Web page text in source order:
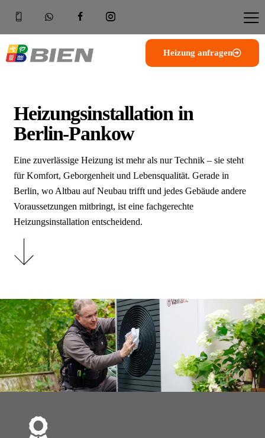
Heizung anfragen
Heizungsinstallation in
Berlin-Pankow
Eine zuverlässige Heizung ist mehr als nur Technik – sie steht
für Komfort, Geborgenheit und Lebensqualität. Gerade in
Berlin, wo Altbau auf Neubau trifft und jedes Gebäude andere
Voraussetzungen mitbringt, ist eine fachgerechte
Heizungsinstallation entscheidend.